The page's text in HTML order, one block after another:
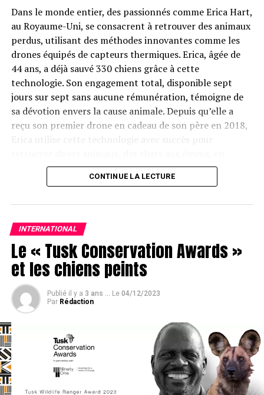
Cependant, un autre défi consiste à trouver des gardiens
appropriés pour les chiens évacués.
La Bouriatie n’est pas la seule région à adopter de telles
mesures ; l’Altaï et la région de Zabaikalsky ont
également légiféré en faveur de l’euthanasie des
animaux sans abri, mettant en lumière les défis auxquels
sont confrontés les défenseurs des droits des animaux
en Russie.
Partager
Dans le monde entier, des passionnés comme Erica Hart,
au Royaume-Uni, se consacrent à retrouver des animaux
perdus, utilisant des méthodes innovantes comme les
drones équipés de capteurs thermiques. Erica, âgée de
44 ans, a déjà sauvé 330 chiens grâce à cette
technologie. Son engagement total, disponible sept
jours sur sept sans aucune rémunération, témoigne de
sa dévotion envers la cause animale. Depuis qu’elle a
reçu son premier drone en cadeau de son père en 2018,
Erica utilise cette technologie avec succès pour
passant par les personnes disparues en montagne.
CONTINUE LA LECTURE
INTERNATIONAL
Le « Tusk Conservation Awards »
et les chiens peints
Publié il y a 3 ans ... Le 04/12/2023
Par Rédaction